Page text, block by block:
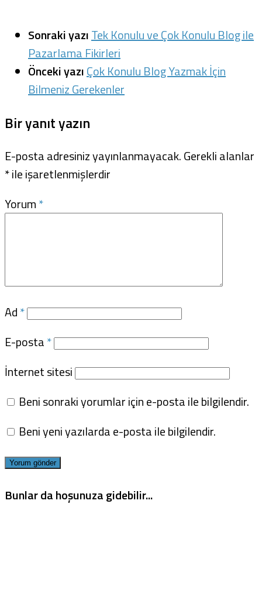
Sonraki yazıTek Konulu ve Çok Konulu Blog ile
Pazarlama Fikirleri
Önceki yazıÇok Konulu Blog Yazmak İçin
Bilmeniz Gerekenler
Bir yanıt yazın
E-posta adresiniz yayınlanmayacak.Gerekli alanlar
*ile işaretlenmişlerdir
Yorum*
Ad*
E-posta*
İnternet sitesi
Beni sonraki yorumlar için e-posta ile bilgilendir.
Beni yeni yazılarda e-posta ile bilgilendir.
Bunlar da hoşunuza gidebilir...